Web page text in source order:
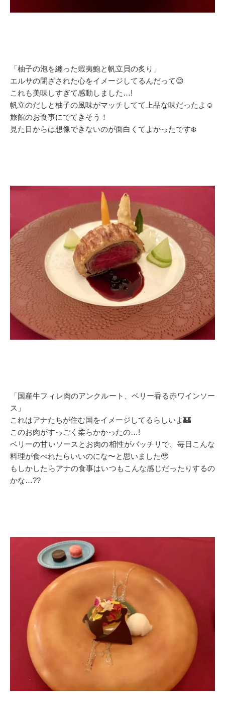
「柚子の泡を纏った蝦夷鮑と帆立貝の炙り」
エルサの閉ざされた心をイメージしてるんだって😊
これも美味しすぎて感動しました…!
帆立のだしと柚子の風味がマッチしてて上品な味だったよ☺️
旅館のお食事にでてきそう！
見た目からは想像できないのが面白くてよかったです❄️
「国産牛フィレ肉のアンクルート、ベリー香る赤ワインソー
ス」
これはアナたちが住む国をイメージしてるらしいよ🏰
このお肉がすっごく柔らかかったの…!
ベリーの甘いソースとお肉の相性がバッチリで、毎日こんな
料理が食べれたらいいのにな〜と思いました🥹
もしかしたらアナの食事はいつもこんな感じだったりするの
かな…??